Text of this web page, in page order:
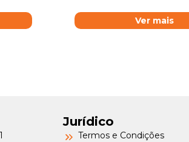
Ver mais
Jurídico
Termos e Condições